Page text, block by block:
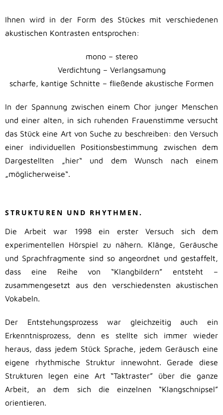
Ihnen wird in der Form des Stückes mit verschiedenen
akustischen Kontrasten entsprochen:
mono – stereo
Verdichtung – Verlangsamung
scharfe, kantige Schnitte – fließende akustische Formen
In der Spannung zwischen einem Chor junger Menschen
und einer alten, in sich ruhenden Frauenstimme versucht
das Stück eine Art von Suche zu beschreiben: den Versuch
einer individuellen Positionsbestimmung zwischen dem
Dargestellten „hier“ und dem Wunsch nach einem
„möglicherweise“.
STRUKTUREN UND RHYTHMEN.
Die Arbeit war 1998 ein erster Versuch sich dem
experimentellen Hörspiel zu nähern. Klänge, Geräusche
und Sprachfragmente sind so angeordnet und gestaffelt,
dass eine Reihe von “Klangbildern” entsteht –
zusammengesetzt aus den verschiedensten akustischen
Vokabeln.
Der Entstehungsprozess war gleichzeitig auch ein
Erkenntnisprozess, denn es stellte sich immer wieder
heraus, dass jedem Stück Sprache, jedem Geräusch eine
eigene rhythmische Struktur innewohnt. Gerade diese
Strukturen legen eine Art “Taktraster” über die ganze
Arbeit, an dem sich die einzelnen “Klangschnipsel”
orientieren.